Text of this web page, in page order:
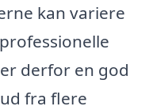
kan variere
derfor en god
fra flere